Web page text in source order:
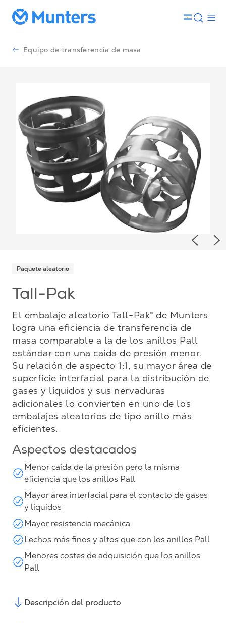
Equipo de transferencia de masa
Paquete aleatorio
Tall-Pak
El embalaje aleatorio Tall-Pak® de Munters
logra una eficiencia de transferencia de
masa comparable a la de los anillos Pall
estándar con una caída de presión menor.
Su relación de aspecto 1:1, su mayor área de
superficie interfacial para la distribución de
gases y líquidos y sus nervaduras
adicionales lo convierten en uno de los
embalajes aleatorios de tipo anillo más
eficientes.
Aspectos destacados
Menor caída de la presión pero la misma
eficiencia que los anillos Pall
Mayor área interfacial para el contacto de gases
y líquidos
Mayor resistencia mecánica
Lechos más finos y altos que con los anillos Pall
Menores costes de adquisición que los anillos
Pall
Descripción del producto